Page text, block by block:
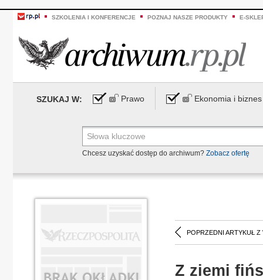
SZKOLENIA I KONFERENCJE POZNAJ NASZE PRODUKTY E-
SZUKAJ W: Prawo Ekonomia i biznes
Chcesz uzyskać dostęp do archiwum? Zobacz ofertę
POPRZEDNI ARTYKUŁ Z
Z ziemi